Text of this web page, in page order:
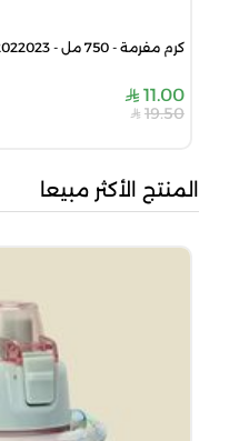
كرم مفرمة - 750 مل - RA-2022023
11.00
19.50
المنتج الأكثر مبيعا